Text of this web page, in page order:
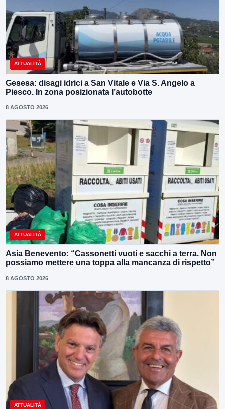
ATTUALITÀ
Gesesa: disagi idrici a San Vitale e Via S. Angelo a
Piesco. In zona posizionata l’autobotte
8 AGOSTO 2026
ATTUALITÀ
Asia Benevento: “Cassonetti vuoti e sacchi a terra. Non
possiamo mettere una toppa alla mancanza di rispetto”
8 AGOSTO 2026
ATTUALITÀ